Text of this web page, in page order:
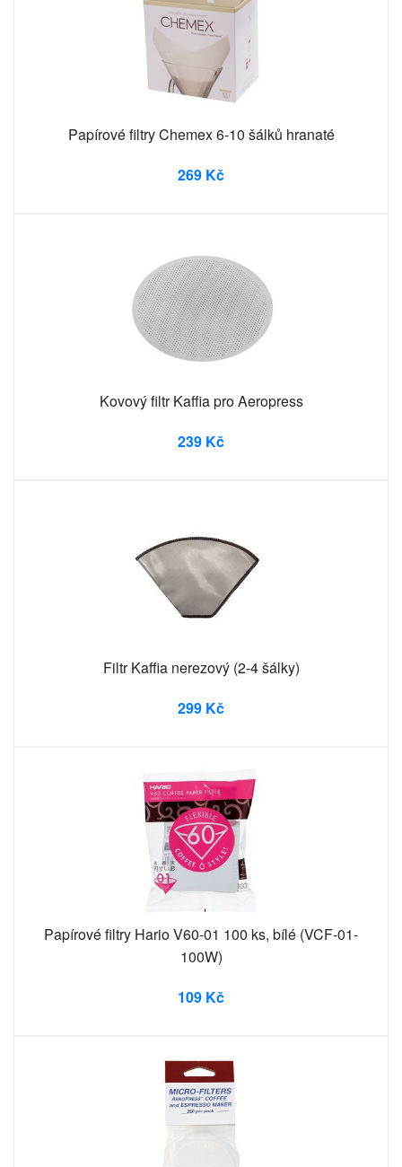
Papírové filtry Chemex 6-10 šálků hranaté
269 Kč
Kovový filtr Kaffia pro Aeropress
239 Kč
Filtr Kaffia nerezový (2-4 šálky)
299 Kč
Papírové filtry Hario V60-01 100 ks, bílé (VCF-01-
100W)
109 Kč